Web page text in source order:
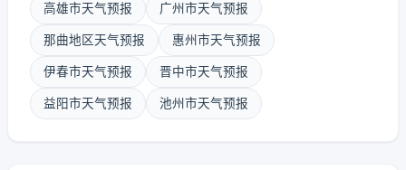
高雄市天气预报 广州市天气预报
那曲地区天气预报 惠州市天气预报
伊春市天气预报 晋中市天气预报
益阳市天气预报 池州市天气预报